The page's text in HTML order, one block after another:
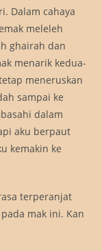
Dalam cahaya
meleleh
ghairah dan
menarik kedua-
meneruskan
sampai ke
dalam
aku berpaut
kemakin ke
terperanjat
mak ini. Kan